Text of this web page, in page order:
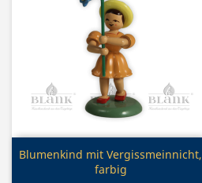
Vorschau
Blumenkind mit Vergissmeinnicht,
farbig